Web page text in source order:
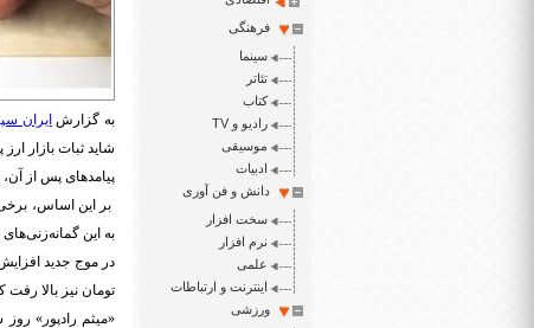
فرهنگی
سینما
تئاتر
کتاب
رادیو و TV
موسیقی
ادبیات
دانش و فن آوری
سخت افزار
نرم افزار
علمی
اینترنت و ارتباطات
ورزشی
به گزارش ایران
شاید ثبات بازار
پیامدهای پس از
بر این اساس،
به این گمانه‌زنی‌های
تومان نیز بالا رفت که البته
«میثم رادپور»